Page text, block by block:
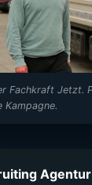
Fachkraft Jetzt.
Agentur